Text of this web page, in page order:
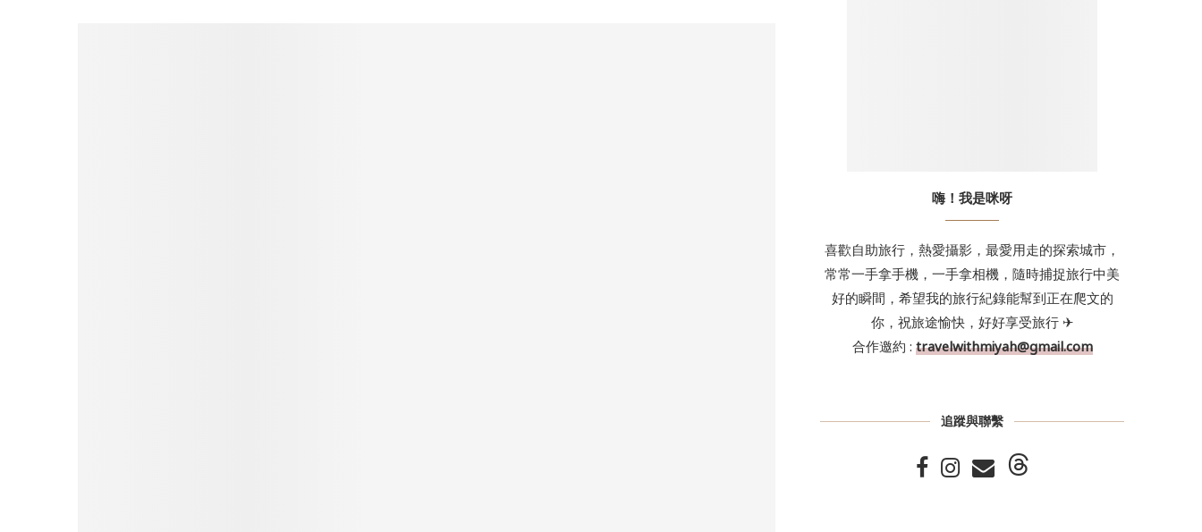
嗨！我是咪呀
喜歡自助旅行，熱愛攝影，最愛用走的探索城市，
常常一手拿手機，一手拿相機，隨時捕捉旅行中美
好的瞬間，希望我的旅行紀錄能幫到正在爬文的
你，祝旅途愉快，好好享受旅行 ✈
合作邀約 : travelwithmiyah@gmail.com
追蹤與聯繫